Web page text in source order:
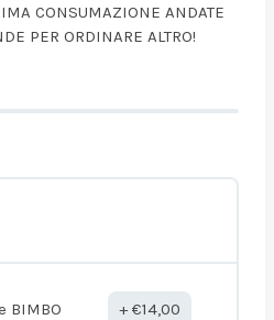
CONSUMAZIONE ANDATE
PER ORDINARE ALTRO!
BIMBO €14,00